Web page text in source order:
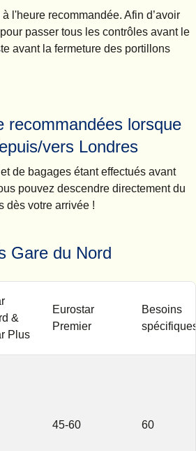
à l'heure recommandée. Afin d’avoir
passer tous les contrôles avant le
avant la fermeture des portillons
recommandées lorsque
vers Londres
de bagages étant effectués avant
pouvez descendre directement du
dès votre arrivée !
Gare du Nord
&
Plus
Eurostar
Premier
Besoins
45-60 60